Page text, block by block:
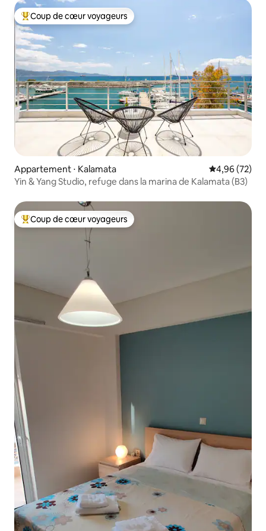
Coups de cœur voyageurs les plus appréciés
Coup de cœur voyageurs
Appartement ⋅ Kalamata Évaluation
4,96 (72)
Yin & Yang Studio, refuge dans la marina de Kalamata (B3)
Coups de cœur voyageurs les plus appréciés
Coup de cœur voyageurs